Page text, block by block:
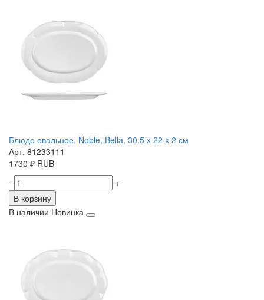
Блюдо овальное, Noble, Bella, 30.5 x 22 x 2 см
Арт. 81233111
1730 ₽ RUB
-
+
В корзину
В наличии Новинка